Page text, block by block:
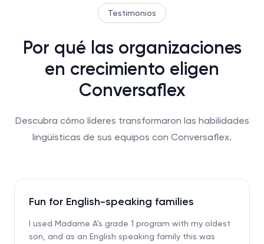
Testimonios
Por qué las organizaciones
en crecimiento eligen
Conversaflex
Descubra cómo líderes transformaron las habilidades
lingüísticas de sus equipos con Conversaflex.
Fun for English-speaking families
I used Madame A's grade 1 program with my oldest
son, and as an English speaking family this was